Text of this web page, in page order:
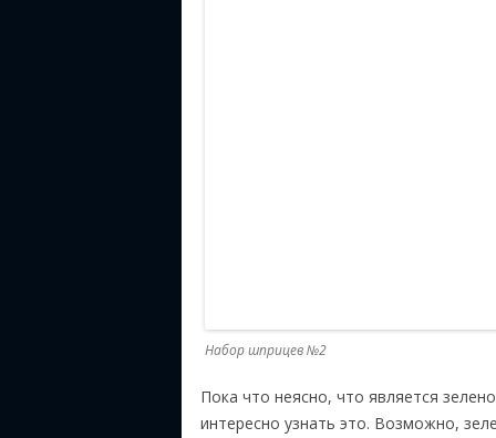
Набор шприцев №2
Пока что неясно, что является
интересно узнать это. Возможно,